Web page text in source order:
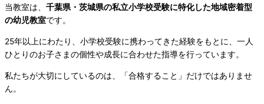
当教室は、 千葉県・茨城県の私立小学校受験に特化した地域密着型
の幼児教室です。
25年以上にわたり、小学校受験に携わってきた経験をもとに、一人
ひとりのお子さまの個性や成長に合わせた指導を行っています。
私たちが大切にしているのは、「合格すること」だけではありませ
ん。